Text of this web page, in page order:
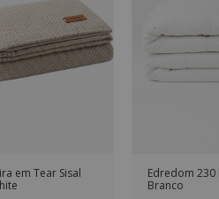
em Tear Sisal
Edredom 230
Branco